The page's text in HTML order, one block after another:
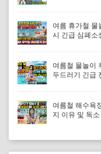
여름 휴가철 물
시 긴급 심폐소
여름철 물놀이
두드러기 긴급
여름철 해수욕
지 이유 및 독